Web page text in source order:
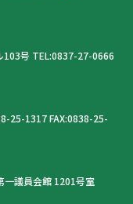
103号 TEL:0837-27-0666
25-1317 FAX:0838-25-
一議員会館 1201号室